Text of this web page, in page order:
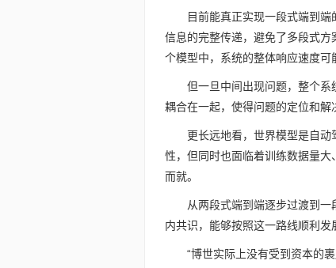
目前能真正实现一段式端到
信息的完整传递，避免了多段式
个模型中，系统的整体响应速度可
但一旦中间出现问题，整个系
耦合在一起，使得问题的定位和解
更长远地看，世界模型是自
性，但同时也面临着训练数据量
而就。
从两段式端到端逐步过渡到
内共识，能够按照这一路线顺利发
“博世实际上没有受到资本的